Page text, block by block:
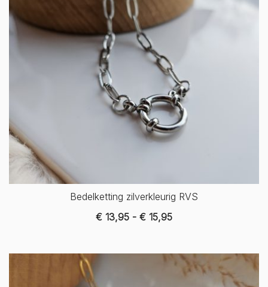
Bedelketting zilverkleurig RVS
€ 13,95 - € 15,95Prijsklasse:
€ 15,95